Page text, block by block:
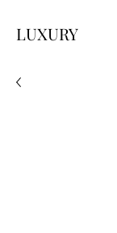
LUXURY